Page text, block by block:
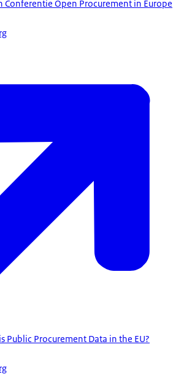
Conferentie Open Procurement in Europe
Public Procurement Data in the EU?